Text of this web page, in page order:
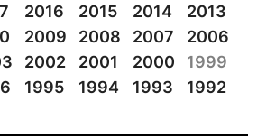
2016 2015 2014
2013
2009 2008 2007
2006
2002 2001 2000
1999
1995 1994 1993
1992